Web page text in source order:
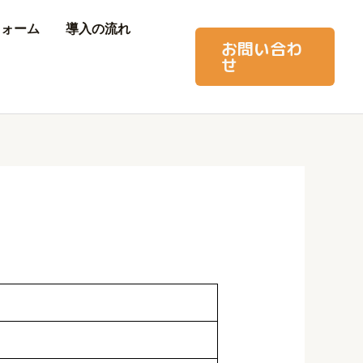
ーム 導入の流れ
お問い合わ
せ